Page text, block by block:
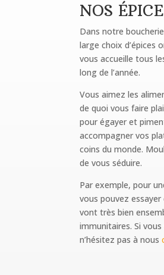
NOS
Dans notre
large choix d’épices
vous accueille tous
long de l’année.
Vous aimez les
de quoi vous faire
pour égayer et
accompagner vos
coins du monde.
de vous séduire.
Par exemple, pour
vous pouvez essayer
vont très bien
immunitaires. Si
n’hésitez pas à nous